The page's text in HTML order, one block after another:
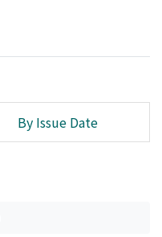
By Issue Date